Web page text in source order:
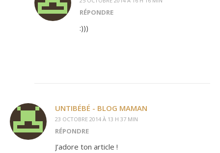
RÉPONDRE
:)))
UNTIBÉBÉ - BLOG MAMAN
23 OCTOBRE 2014 À 13 H 37 MIN
RÉPONDRE
J’adore ton article !